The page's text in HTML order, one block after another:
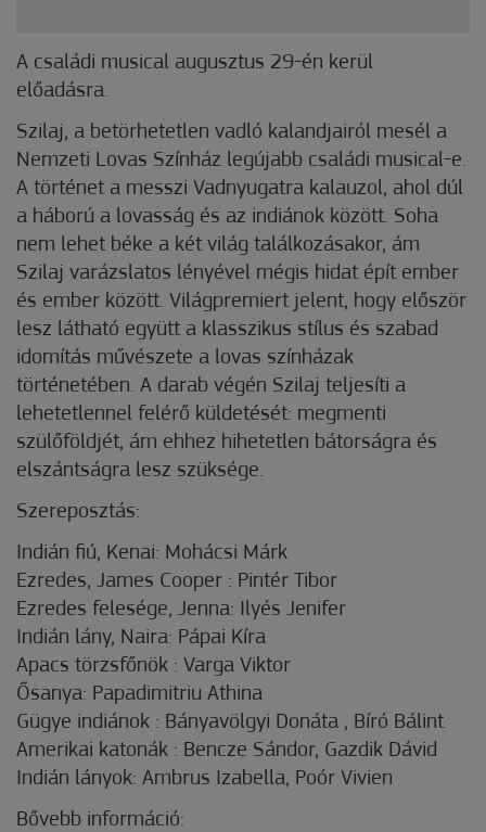
A családi musical augusztus 29-én kerül
előadásra.
Szilaj, a betörhetetlen vadló kalandjairól mesél a
Nemzeti Lovas Színház legújabb családi musical-e.
A történet a messzi Vadnyugatra kalauzol, ahol dúl
a háború a lovasság és az indiánok között. Soha
nem lehet béke a két világ találkozásakor, ám
Szilaj varázslatos lényével mégis hidat épít ember
és ember között. Világpremiert jelent, hogy először
lesz látható együtt a klasszikus stílus és szabad
idomítás művészete a lovas színházak
történetében. A darab végén Szilaj teljesíti a
lehetetlennel felérő küldetését: megmenti
szülőföldjét, ám ehhez hihetetlen bátorságra és
elszántságra lesz szüksége.
Szereposztás:
Indián fiú, Kenai: Mohácsi Márk
Ezredes, James Cooper : Pintér Tibor
Ezredes felesége, Jenna: Ilyés Jenifer
Indián lány, Naira: Pápai Kíra
Apacs törzsfőnök : Varga Viktor
Ősanya: Papadimitriu Athina
Gügye indiánok : Bányavölgyi Donáta , Bíró Bálint
Amerikai katonák : Bencze Sándor, Gazdik Dávid
Indián lányok: Ambrus Izabella, Poór Vivien
Bővebb információ: